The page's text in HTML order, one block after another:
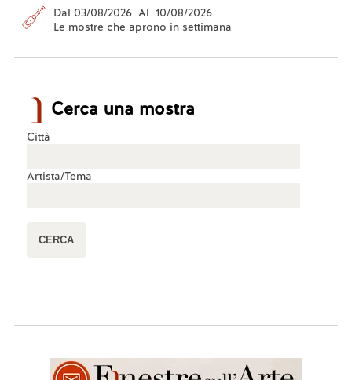
Dal 03/08/2026 Al 10/08/2026
Le mostre che aprono in settimana
Cerca una mostra
Città
Artista/Tema